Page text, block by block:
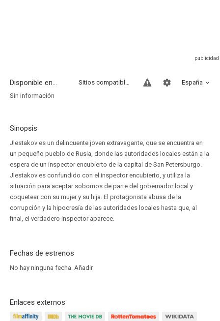
Disponible en... España
Sitios compatibles
Sin información
Sinopsis
Jlestakov es un delincuente joven extravagante, que se encuentra en
un pequeño pueblo de Rusia, donde las autoridades locales están a la
espera de un inspector encubierto de la capital de San Petersburgo.
Jlestakov es confundido con el inspector encubierto, y utiliza la
situación para aceptar sobornos de parte del gobernador local y
coquetear con su mujer y su hija. El protagonista abusa de la
corrupción y la hipocresía de las autoridades locales hasta que, al
final, el verdadero inspector aparece.
Fechas de estrenos
No hay ninguna fecha. Añadir
Enlaces externos